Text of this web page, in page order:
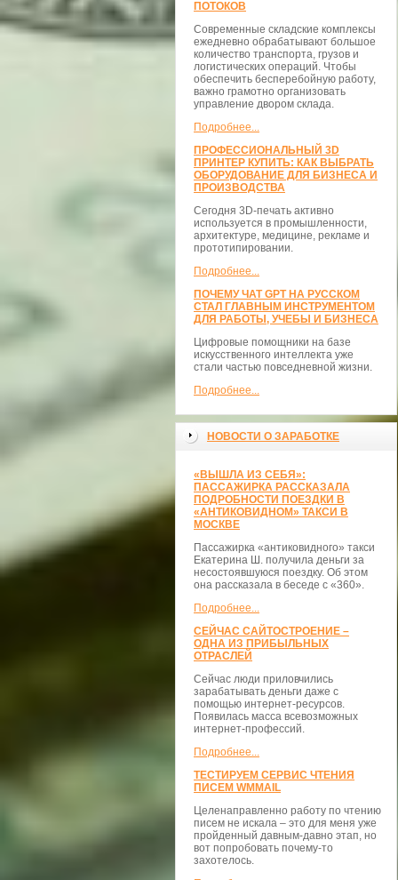
ПОТОКОВ
Современные складские комплексы
ежедневно обрабатывают большое
количество транспорта, грузов и
логистических операций. Чтобы
обеспечить бесперебойную работу,
важно грамотно организовать
управление двором склада.
Подробнее...
ПРОФЕССИОНАЛЬНЫЙ 3D
ПРИНТЕР КУПИТЬ: КАК ВЫБРАТЬ
ОБОРУДОВАНИЕ ДЛЯ БИЗНЕСА И
ПРОИЗВОДСТВА
Сегодня 3D-печать активно
используется в промышленности,
архитектуре, медицине, рекламе и
прототипировании.
Подробнее...
ПОЧЕМУ ЧАТ GPT НА РУССКОМ
СТАЛ ГЛАВНЫМ ИНСТРУМЕНТОМ
ДЛЯ РАБОТЫ, УЧЕБЫ И БИЗНЕСА
Цифровые помощники на базе
искусственного интеллекта уже
стали частью повседневной жизни.
Подробнее...
НОВОСТИ О ЗАРАБОТКЕ
«ВЫШЛА ИЗ СЕБЯ»:
ПАССАЖИРКА РАССКАЗАЛА
ПОДРОБНОСТИ ПОЕЗДКИ В
«АНТИКОВИДНОМ» ТАКСИ В
МОСКВЕ
Пассажирка «антиковидного» такси
Екатерина Ш. получила деньги за
несостоявшуюся поездку. Об этом
она рассказала в беседе с «360».
Подробнее...
СЕЙЧАС САЙТОСТРОЕНИЕ –
ОДНА ИЗ ПРИБЫЛЬНЫХ
ОТРАСЛЕЙ
Сейчас люди приловчились
зарабатывать деньги даже с
помощью интернет-ресурсов.
Появилась масса всевозможных
интернет-профессий.
Подробнее...
ТЕСТИРУЕМ СЕРВИС ЧТЕНИЯ
ПИСЕМ WMMAIL
Целенаправленно работу по чтению
писем не искала – это для меня уже
пройденный давным-давно этап, но
вот попробовать почему-то
захотелось.